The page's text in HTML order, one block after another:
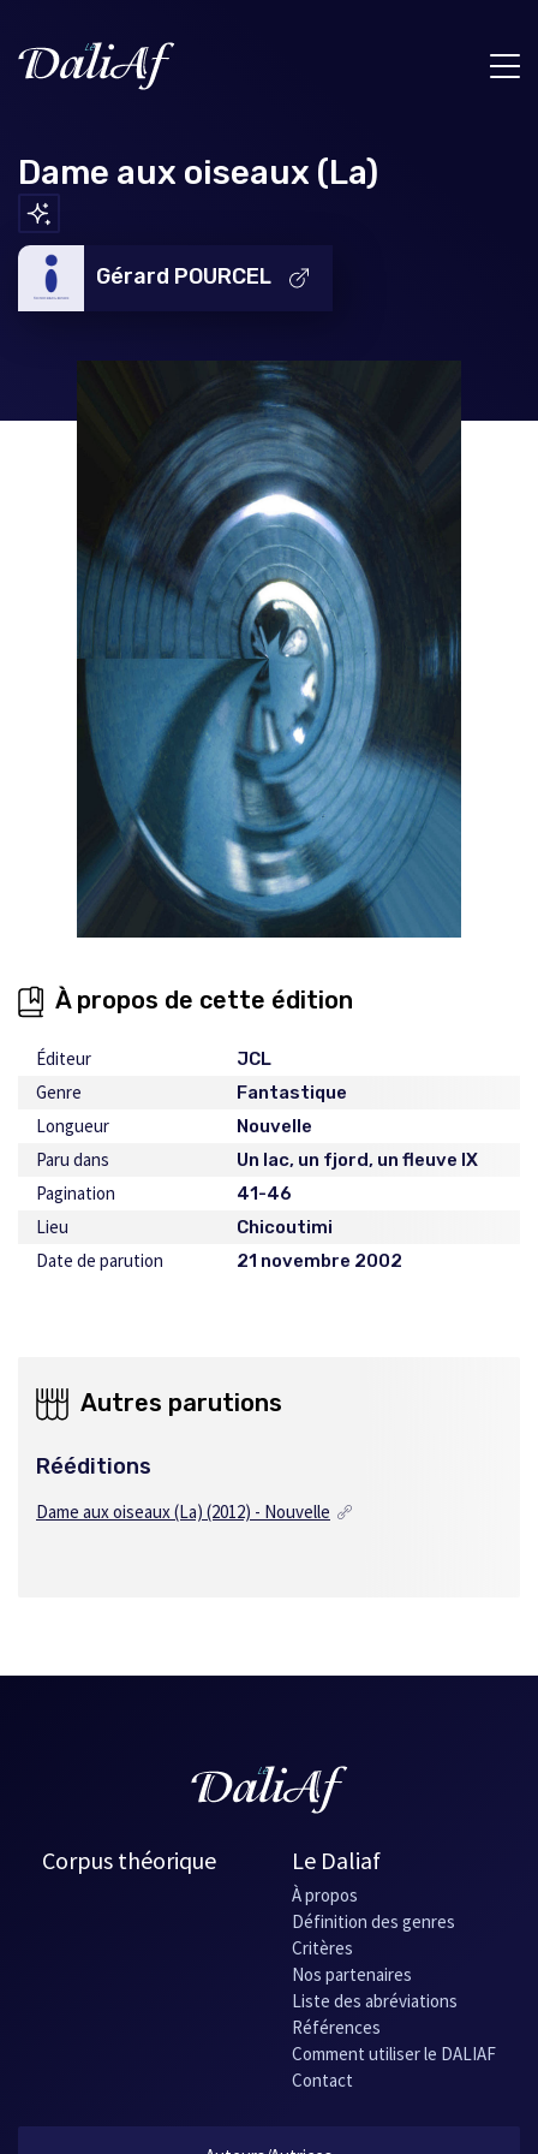
Dame aux oiseaux (La)
Gérard POURCEL
À propos de cette édition
Éditeur JCL
Genre Fantastique
Longueur Nouvelle
Paru dans Un lac, un fjord, un fleuve IX
Pagination 41-46
Lieu Chicoutimi
Date de parution 21 novembre 2002
Autres parutions
Rééditions
Dame aux oiseaux (La) (2012) - Nouvelle
Corpus théorique Le Daliaf
À propos
Définition des genres
Critères
Nos partenaires
Liste des abréviations
Références
Comment utiliser le DALIAF
Contact